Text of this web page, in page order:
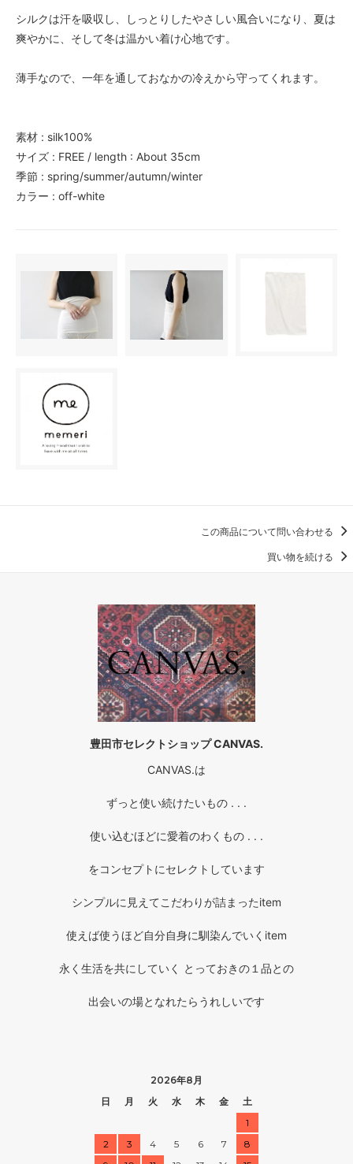
シルクは汗を吸収し、しっとりしたやさしい風合いになり、夏は
爽やかに、そして冬は温かい着け心地です。
薄手なので、一年を通しておなかの冷えから守ってくれます。
素材 : silk100%
サイズ : FREE / length : About 35cm
季節 : spring/summer/autumn/winter
カラー : off-white
この商品について問い合わせる
買い物を続ける
豊田市セレクトショップ CANVAS.
CANVAS.は
ずっと使い続けたいもの . . .
使い込むほどに愛着のわくもの . . .
をコンセプトにセレクトしています
シンプルに見えてこだわりが詰まったitem
使えば使うほど自分自身に馴染んでいくitem
永く生活を共にしていく とっておきの１品との
出会いの場となれたらうれしいです
2026年8月
日
月 火 水 木 金
土
1
2
3 4 5 6 7
8